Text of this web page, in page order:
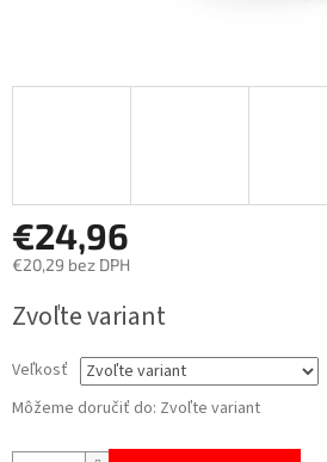
€24,96
€20,29 bez DPH
cena:
Zvoľte variant
Veľkosť
Môžeme doručiť do: Zvoľte variant